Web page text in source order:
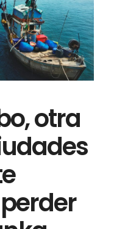
otra